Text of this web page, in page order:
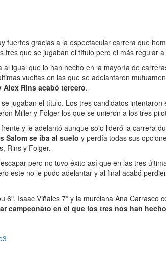
fuertes gracias a la espectacular carrera que
tres que se jugaban el título pero el más regular
igual que lo han hecho en la mayoría de
vueltas en las que se adelantaron
Rins acabó tercero.
jugaban el título. Los tres candidatos
Miller y Folger los que se unieron a los tres
y le adelantó aunque solo lideró la carrera
Salom se iba al suelo y perdía todas sus
Rins y Folger.
pero no tuvo éxito así que en las tres
este no le pudo adelantar y al final acabó
Isaac Viñales 7º y la murciana Ana
campeonato en el que los tres nos han